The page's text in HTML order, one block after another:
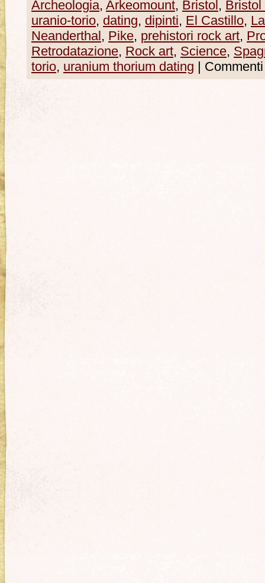
Archeologia, Arkeomount, Bristol , Bristol
uranio-torio, dating, dipinti, El Castillo,
Neanderthal , Pike, prehistori rock art,
Retrodatazione, Rock art, Science,
torio, uranium thorium dating